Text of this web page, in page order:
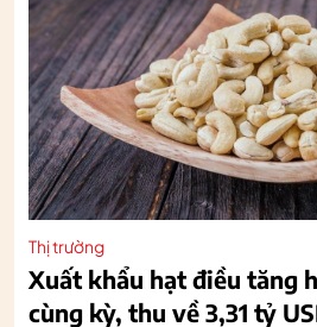
Thị trường
Xuất khẩu hạt điều tăng
cùng kỳ, thu về 3,31 tỷ